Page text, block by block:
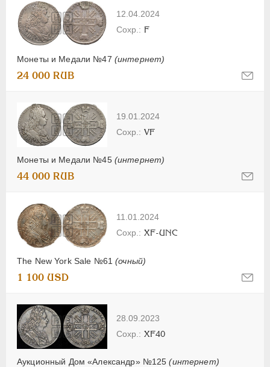
12.04.2024
Монеты и Медали №47 (интернет)
F
24 000 RUB
19.01.2024
Монеты и Медали №45 (интернет)
VF
44 000 RUB
11.01.2024
The New York Sale №61(очный)
XF-UNC
1 100 USD
28.09.2023
Аукционный Дом «Александр» №125(интернет)
XF40